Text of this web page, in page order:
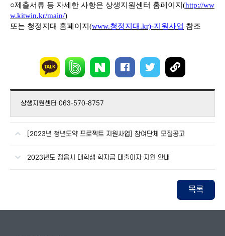
○제출서류 등 자세한 사항은 상생지원센터 홈페이지 (http://ww
w.kitwin.kr/main/)
또는 청정지대 홈페이지 (www.청정지대 .kr)-지원사업 참조
상생지원센터 063-570-8757
[2023년 청년도약 프로젝트 지원사업] 참여단체 모집공고
2023년도 정읍시 대학생 학자금 대출이자 지원 안내
목록